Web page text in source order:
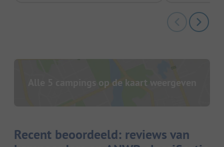
Alle 5 campings op de kaart weergeven
Recent beoordeeld: reviews van